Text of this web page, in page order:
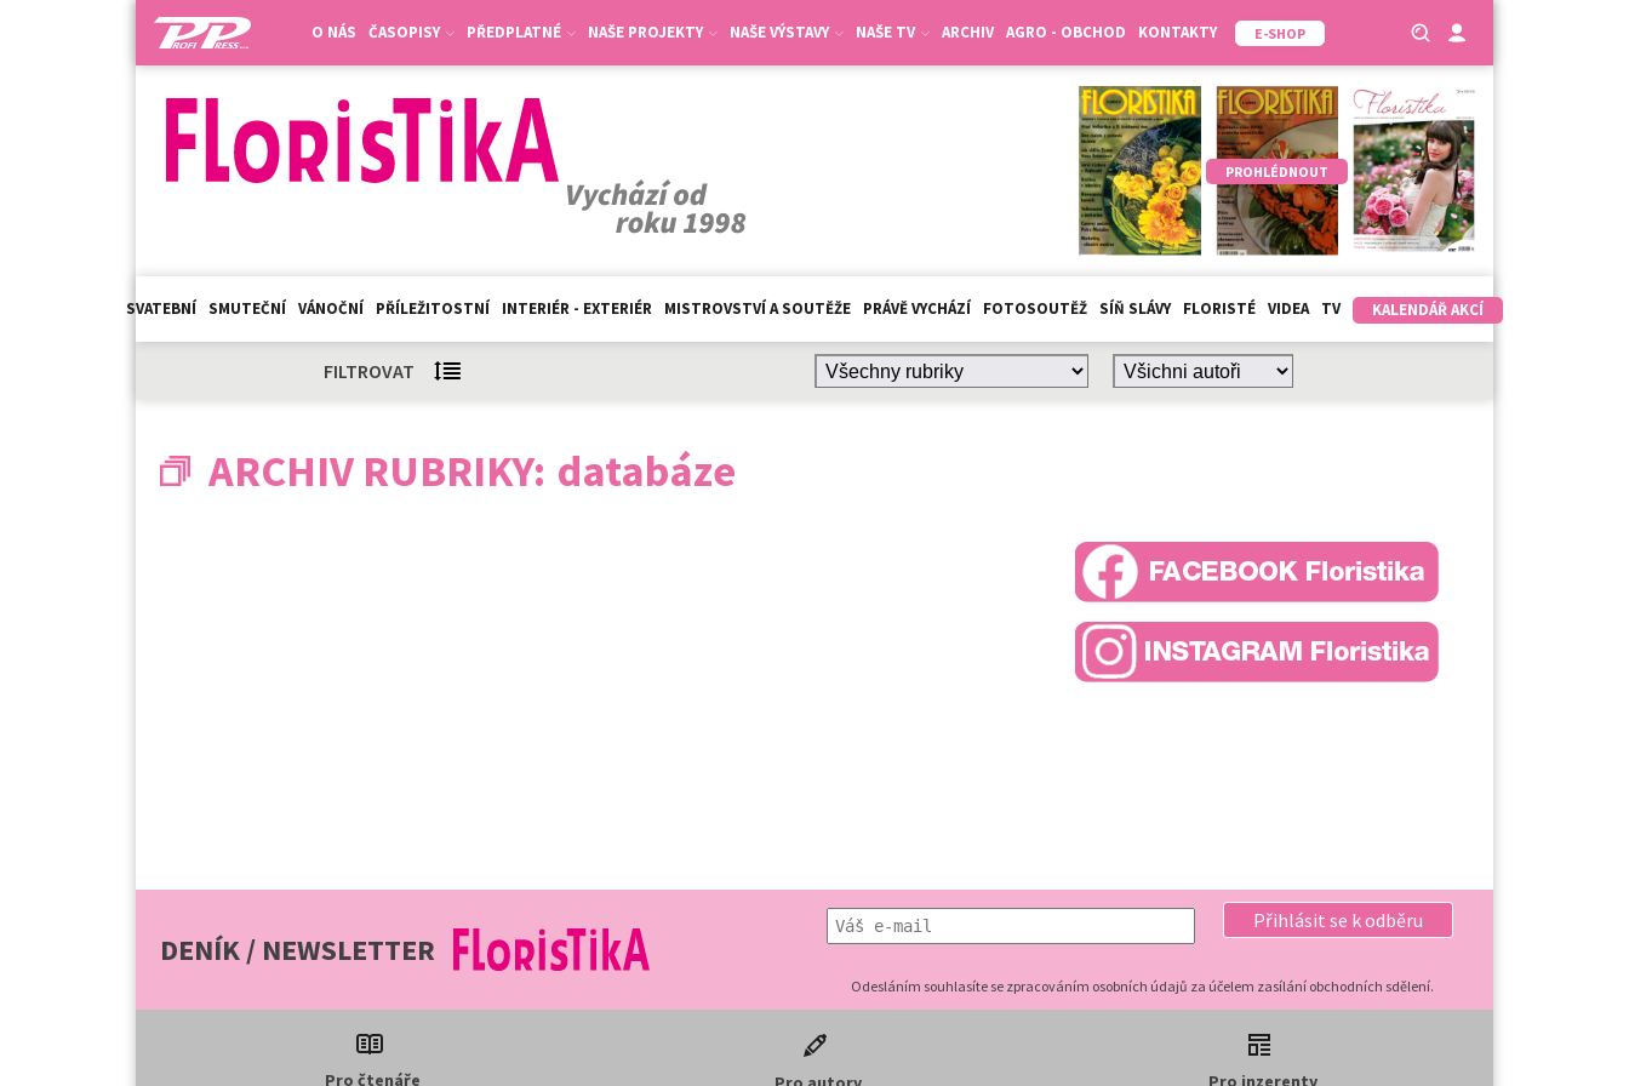
O NÁS ČASOPISY PŘEDPLATNÉ NAŠE PROJEKTY NAŠE VÝSTAVY NAŠE TV ARCHIV AGRO - OBCHOD KONTAKTY E-SHOP
PROHLÉDNOUT
SVATEBNÍ SMUTEČNÍ VÁNOČNÍ PŘÍLEŽITOSTNÍ INTERIÉR - EXTERIÉR MISTROVSTVÍ A SOUTĚŽE PRÁVĚ VYCHÁZÍ FOTOSOUTĚŽ SÍŇ SLÁVY FLORISTÉ VIDEA TV KALENDÁŘ AKCÍ
FILTROVAT
ARCHIV RUBRIKY: databáze
DENÍK / NEWSLETTER
Přihlásit se k odběru
Odesláním souhlasíte se zpracováním osobních údajů za účelem zasílání obchodních sdělení.
Pro čtenáře Pro inzerenty